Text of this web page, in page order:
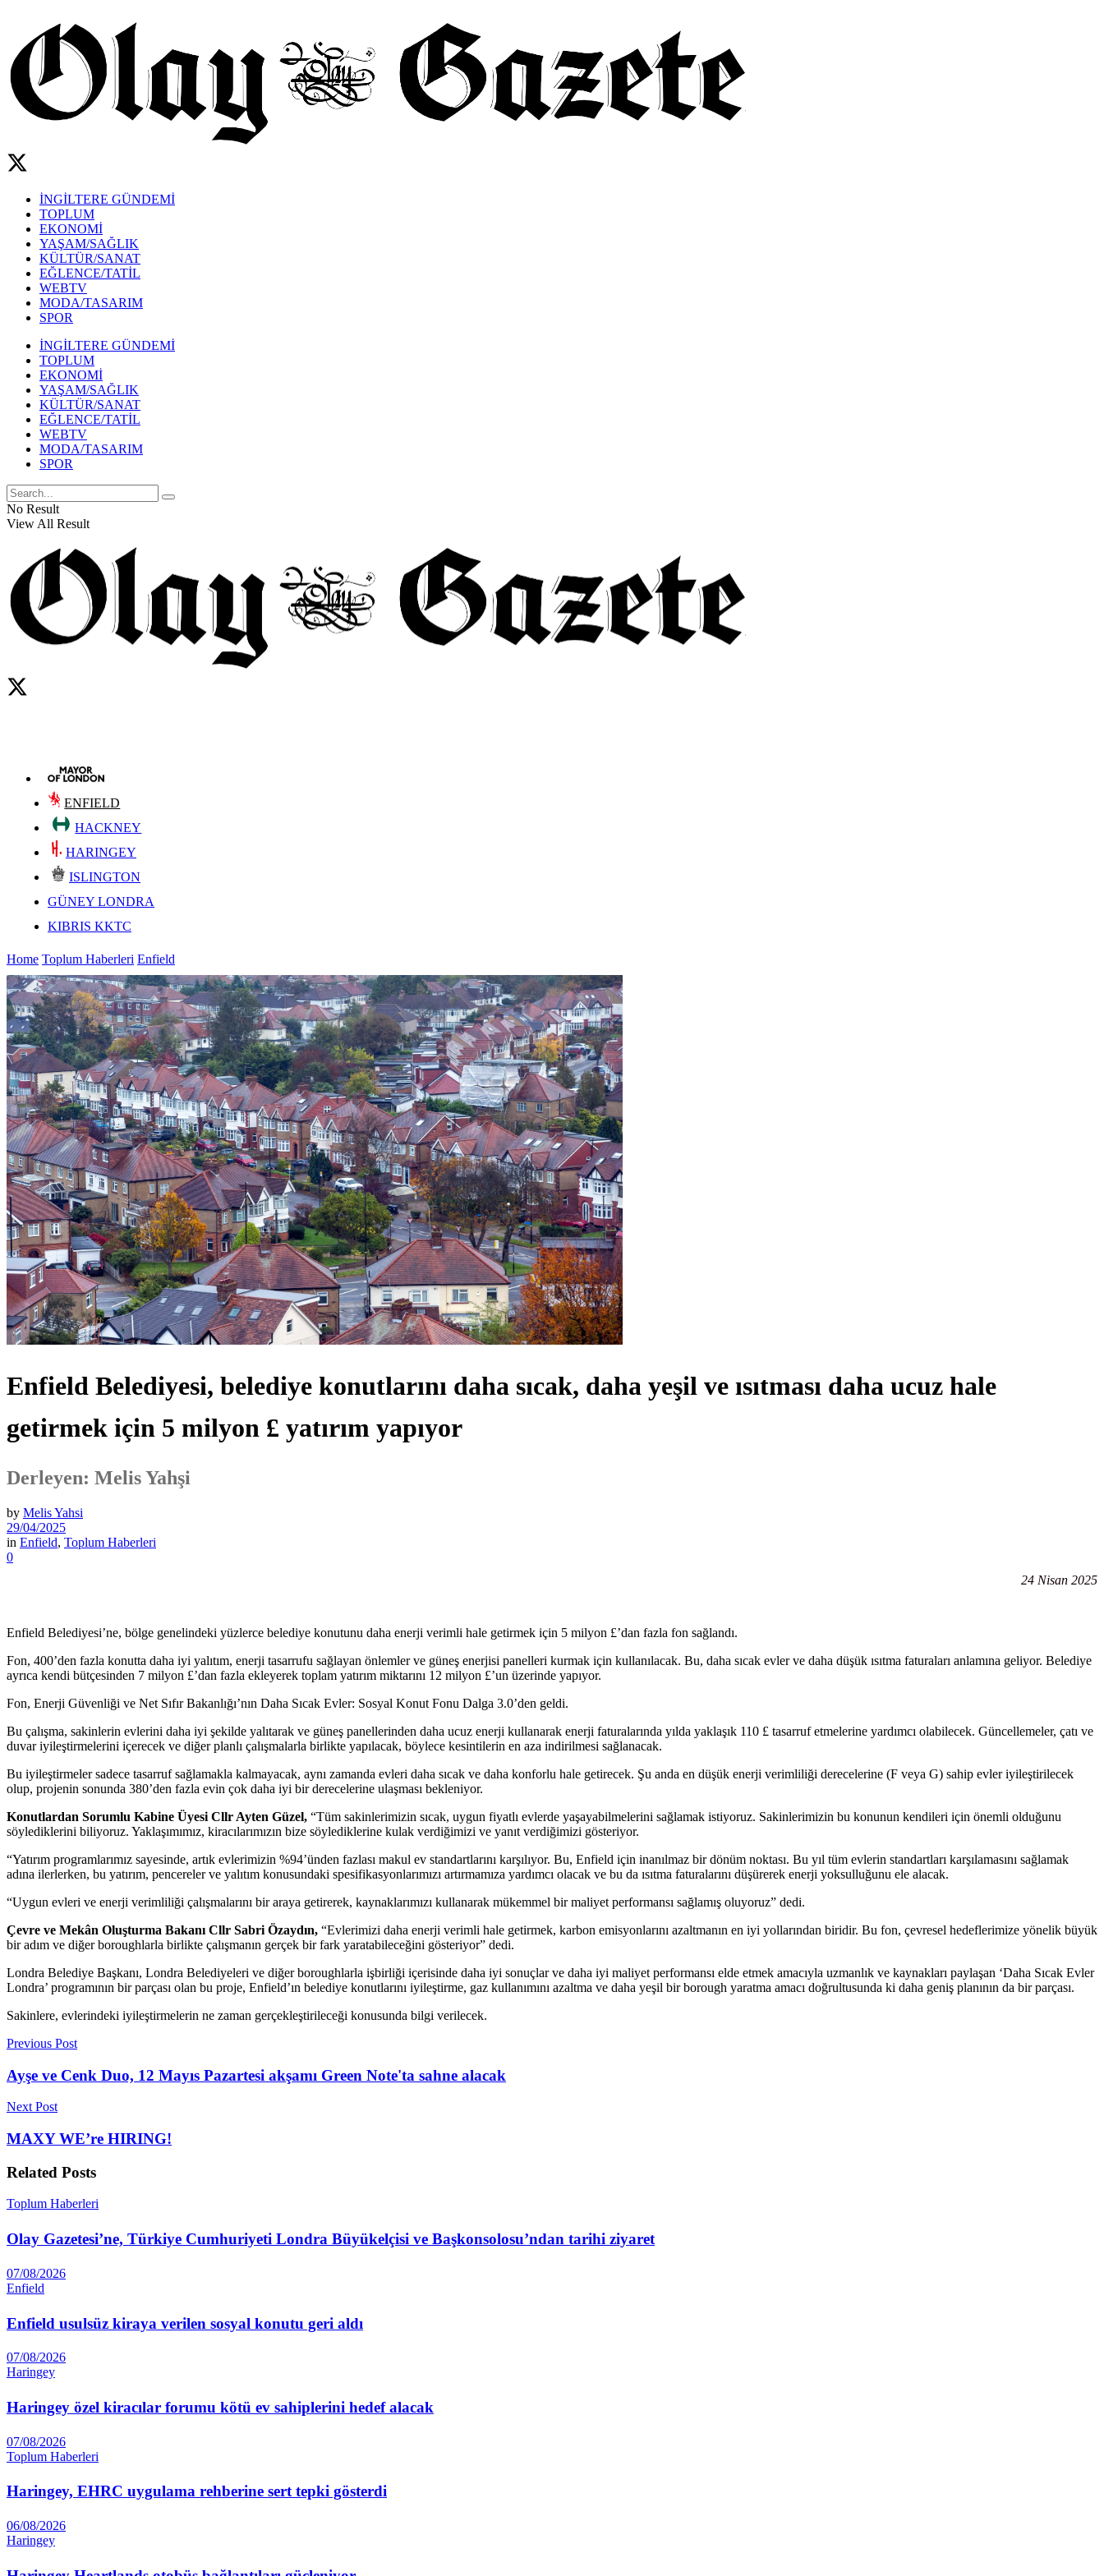
İNGİLTERE GÜNDEMİ
TOPLUM
EKONOMİ
YAŞAM/SAĞLIK
KÜLTÜR/SANAT
EĞLENCE/TATİL
WEBTV
MODA/TASARIM
SPOR
İNGİLTERE GÜNDEMİ
TOPLUM
EKONOMİ
YAŞAM/SAĞLIK
KÜLTÜR/SANAT
EĞLENCE/TATİL
WEBTV
MODA/TASARIM
SPOR
No Result
View All Result
ENFIELD
HACKNEY
HARINGEY
ISLINGTON
GÜNEY LONDRA
KIBRIS KKTC
Home Toplum Haberleri Enfield
Enfield Belediyesi, belediye konutlarını daha sıcak, daha yeşil ve ısıtması daha ucuz hale
getirmek için 5 milyon £ yatırım yapıyor
Derleyen: Melis Yahşi
by Melis Yahsi
29/04/2025
in Enfield, Toplum Haberleri
0
24 Nisan 2025
Enfield Belediyesi’ne, bölge genelindeki yüzlerce belediye konutunu daha enerji verimli hale getirmek için 5 milyon £’dan fazla fon sağlandı.
Fon, 400’den fazla konutta daha iyi yalıtım, enerji tasarrufu sağlayan önlemler ve güneş enerjisi panelleri kurmak için kullanılacak. Bu, daha sıcak evler ve daha düşük ısıtma faturaları anlamına geliyor. Belediye
ayrıca kendi bütçesinden 7 milyon £’dan fazla ekleyerek toplam yatırım miktarını 12 milyon £’un üzerinde yapıyor.
Fon, Enerji Güvenliği ve Net Sıfır Bakanlığı’nın Daha Sıcak Evler: Sosyal Konut Fonu Dalga 3.0’den geldi.
Bu çalışma, sakinlerin evlerini daha iyi şekilde yalıtarak ve güneş panellerinden daha ucuz enerji kullanarak enerji faturalarında yılda yaklaşık 110 £ tasarruf etmelerine yardımcı olabilecek. Güncellemeler, çatı ve
duvar iyileştirmelerini içerecek ve diğer planlı çalışmalarla birlikte yapılacak, böylece kesintilerin en aza indirilmesi sağlanacak.
Bu iyileştirmeler sadece tasarruf sağlamakla kalmayacak, aynı zamanda evleri daha sıcak ve daha konforlu hale getirecek. Şu anda en düşük enerji verimliliği derecelerine (F veya G) sahip evler iyileştirilecek
olup, projenin sonunda 380’den fazla evin çok daha iyi bir derecelerine ulaşması bekleniyor.
Konutlardan Sorumlu Kabine Üyesi Cllr Ayten Güzel, “Tüm sakinlerimizin sıcak, uygun fiyatlı evlerde yaşayabilmelerini sağlamak istiyoruz. Sakinlerimizin bu konunun kendileri için önemli olduğunu
söylediklerini biliyoruz. Yaklaşımımız, kiracılarımızın bize söylediklerine kulak verdiğimizi ve yanıt verdiğimizi gösteriyor.
“Yatırım programlarımız sayesinde, artık evlerimizin %94’ünden fazlası makul ev standartlarını karşılıyor. Bu, Enfield için inanılmaz bir dönüm noktası. Bu yıl tüm evlerin standartları karşılamasını sağlamak
adına ilerlerken, bu yatırım, pencereler ve yalıtım konusundaki spesifikasyonlarımızı artırmamıza yardımcı olacak ve bu da ısıtma faturalarını düşürerek enerji yoksulluğunu ele alacak.
“Uygun evleri ve enerji verimliliği çalışmalarını bir araya getirerek, kaynaklarımızı kullanarak mükemmel bir maliyet performansı sağlamış oluyoruz” dedi.
Çevre ve Mekân Oluşturma Bakanı Cllr Sabri Özaydın, “Evlerimizi daha enerji verimli hale getirmek, karbon emisyonlarını azaltmanın en iyi yollarından biridir. Bu fon, çevresel hedeflerimize yönelik büyük
bir adım ve diğer boroughlarla birlikte çalışmanın gerçek bir fark yaratabileceğini gösteriyor” dedi.
Londra Belediye Başkanı, Londra Belediyeleri ve diğer boroughlarla işbirliği içerisinde daha iyi sonuçlar ve daha iyi maliyet performansı elde etmek amacıyla uzmanlık ve kaynakları paylaşan ‘Daha Sıcak Evler
Londra’ programının bir parçası olan bu proje, Enfield’ın belediye konutlarını iyileştirme, gaz kullanımını azaltma ve daha yeşil bir borough yaratma amacı doğrultusunda ki daha geniş planının da bir parçası.
Sakinlere, evlerindeki iyileştirmelerin ne zaman gerçekleştirileceği konusunda bilgi verilecek.
Previous Post
Ayşe ve Cenk Duo, 12 Mayıs Pazartesi akşamı Green Note'ta sahne alacak
Next Post
MAXY WE’re HIRING!
Related Posts
Toplum Haberleri
Olay Gazetesi’ne, Türkiye Cumhuriyeti Londra Büyükelçisi ve Başkonsolosu’ndan tarihi ziyaret
07/08/2026
Enfield
Enfield usulsüz kiraya verilen sosyal konutu geri aldı
07/08/2026
Haringey
Haringey özel kiracılar forumu kötü ev sahiplerini hedef alacak
07/08/2026
Toplum Haberleri
Haringey, EHRC uygulama rehberine sert tepki gösterdi
06/08/2026
Haringey